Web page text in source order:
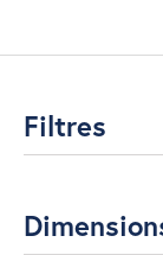
Filtres